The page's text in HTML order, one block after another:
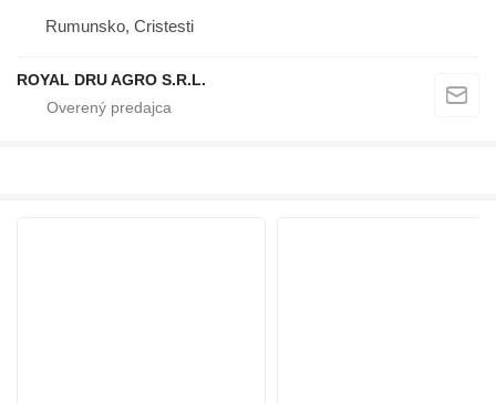
Rumunsko, Cristesti
ROYAL DRU AGRO S.R.L.